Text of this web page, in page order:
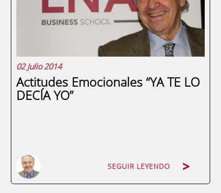
paro. Muchas de esas personas pueden...
02 Julio 2014
Actitudes Emocionales “YA TE LO
DECÍA YO”
SEGUIR LEYENDO